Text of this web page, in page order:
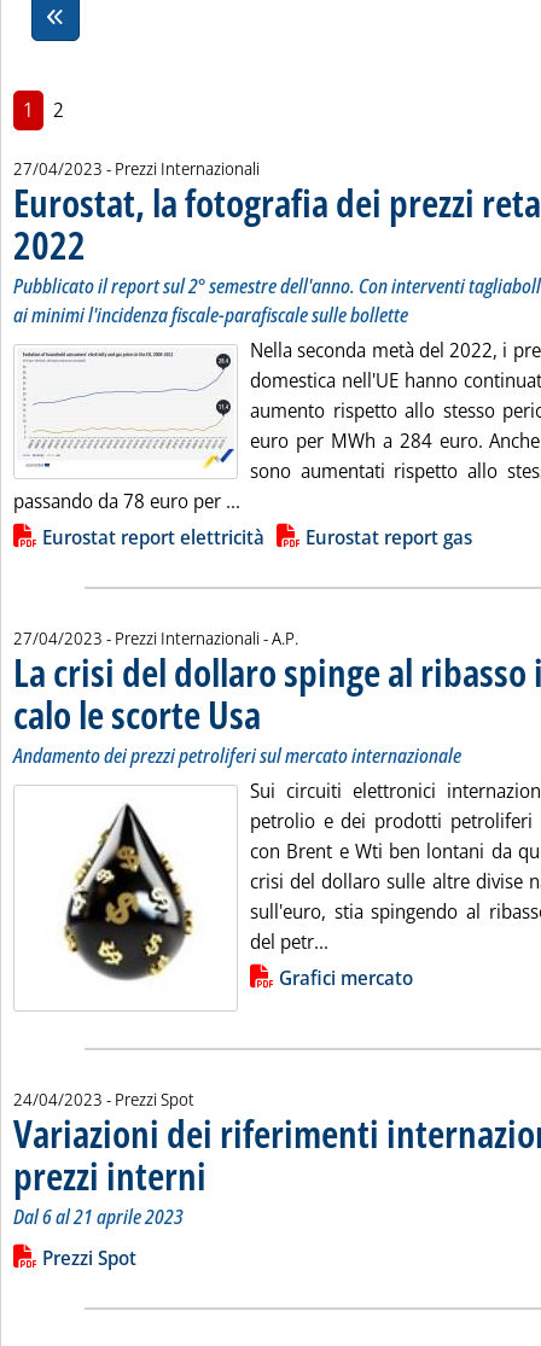
1 2
27/04/2023 - Prezzi Internazionali
Eurostat, la fotografia dei prezzi
2022 . Sottotitolo: Pubblicato il report sul 2° semestre dell'anno. Con interventi
. Pubblicata giovedì 27 aprile 2023 alle 17.25.
Pubblicato il report sul 2° semestre dell'anno. Con interventi
ai minimi l'incidenza fiscale-parafiscale sulle bollette
Nella seconda metà del 2022, i
domestica nell'UE hanno
aumento rispetto allo stesso
euro per MWh a 284 euro.
sono aumentati rispetto allo
passando da 78 euro per ...
Lista allegati PDF alla notizia
Eurostat report elettricità Eurostat report gas
27/04/2023 - Prezzi Internazionali -di:
A.P.
La crisi del dollaro spinge al
calo le scorte Usa . Sottotitolo: Andamento dei prezzi petroliferi
. Pubblicata giovedì 27 aprile 2023 alle 14.13.
Andamento dei prezzi petroliferi sul mercato internazionale
Sui circuiti elettronici
petrolio e dei prodotti petroliferi
con Brent e Wti ben lontani da
crisi del dollaro sulle altre divise
sull'euro, stia spingendo al
del petr...
Lista allegati PDF alla notiziaGrafici mercato
24/04/2023 - Prezzi Spot
Variazioni dei riferimenti
prezzi interni
Dal 6 al 21 aprile 2023
Leggi tutta la notizia: 'Variazioni dei riferimenti
Lista allegati PDF alla notizia
Prezzi Spot